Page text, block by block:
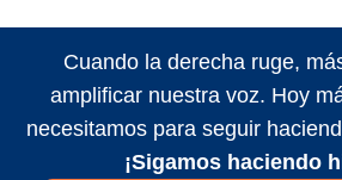
Cuando la derecha ruge,
amplificar nuestra voz. Hoy
necesitamos para seguir
¡Sigamos haciendo